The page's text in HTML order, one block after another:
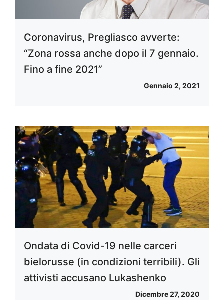
Coronavirus, Pregliasco avverte:
“Zona rossa anche dopo il 7 gennaio.
Fino a fine 2021”
Gennaio 2, 2021
Ondata di Covid-19 nelle carceri
bielorusse (in condizioni terribili). Gli
attivisti accusano Lukashenko
Dicembre 27, 2020